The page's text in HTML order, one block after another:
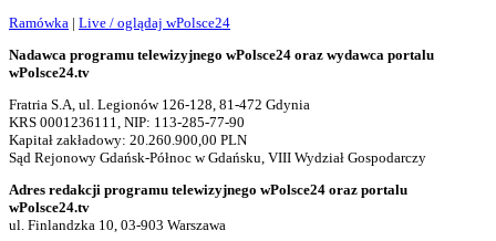
Ramówka | Live / oglądaj wPolsce24
Nadawca programu telewizyjnego wPolsce24 oraz wydawca portalu
wPolsce24.tv
Fratria S.A, ul. Legionów 126-128, 81-472 Gdynia
KRS 0001236111, NIP: 113-285-77-90
Kapitał zakładowy: 20.260.900,00 PLN
Sąd Rejonowy Gdańsk-Północ w Gdańsku, VIII Wydział Gospodarczy
Adres redakcji programu telewizyjnego wPolsce24 oraz portalu
wPolsce24.tv
ul. Finlandzka 10, 03-903 Warszawa